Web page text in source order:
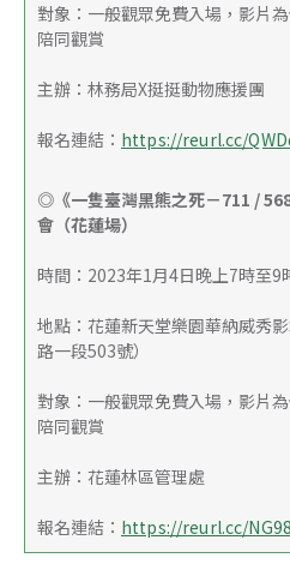
對象：一般觀眾免費入場，影片
陪同觀賞
主辦：林務局X挺挺動物應援團
報名連結： https://reurl.cc/
◎《一隻臺灣黑熊之死－711 /
會（花蓮場）
時間：2023年1月4日晚上7時至9
地點：花蓮新天堂樂園華納威秀
路一段503號）
對象：一般觀眾免費入場，影片
陪同觀賞
主辦：花蓮林區管理處
報名連結： https://reurl.cc/